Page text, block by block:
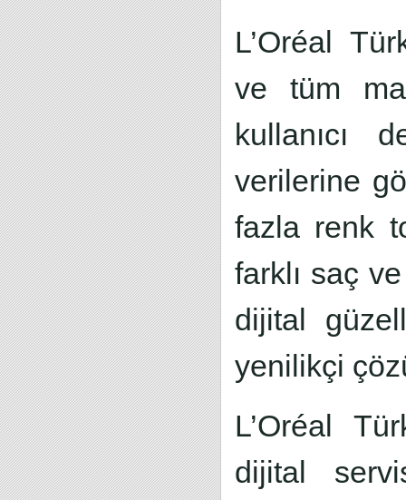
L’Oréal
ve tüm
kullanıcı
verilerine
fazla renk
farklı saç
dijital
yenilikçi
L’Oréal
dijital